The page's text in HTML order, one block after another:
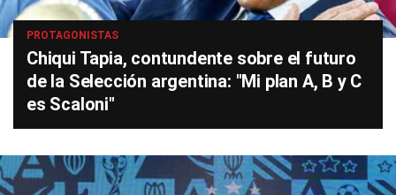
PROTAGONISTAS
Chiqui Tapia, contundente sobre el futuro
de la Selección argentina: "Mi plan A, B y C
es Scaloni"